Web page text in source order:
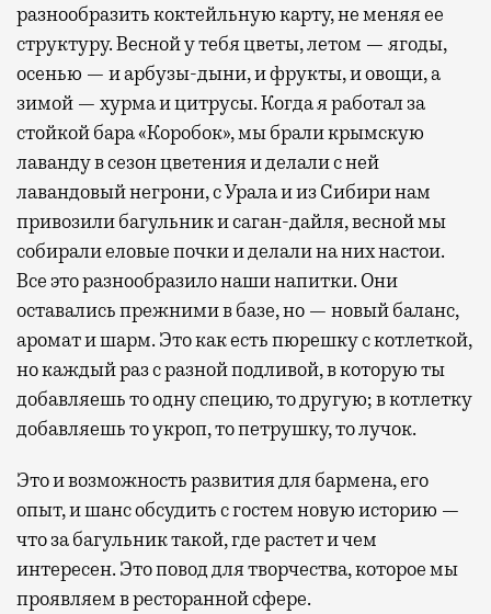
разнообразить коктейльную карту, не меняя ее
структуру. Весной у тебя цветы, летом — ягоды,
осенью — и арбузы-дыни, и фрукты, и овощи, а
зимой — хурма и цитрусы. Когда я работал за
стойкой бара «Коробок», мы брали крымскую
лаванду в сезон цветения и делали с ней
лавандовый негрони, с Урала и из Сибири нам
привозили багульник и саган-дайля, весной мы
собирали еловые почки и делали на них настои.
Все это разнообразило наши напитки. Они
оставались прежними в базе, но — новый баланс,
аромат и шарм. Это как есть пюрешку с котлеткой,
но каждый раз с разной подливой, в которую ты
добавляешь то одну специю, то другую; в котлетку
добавляешь то укроп, то петрушку, то лучок.
Это и возможность развития для бармена, его
опыт, и шанс обсудить с гостем новую историю —
что за багульник такой, где растет и чем
интересен. Это повод для творчества, которое мы
проявляем в ресторанной сфере.